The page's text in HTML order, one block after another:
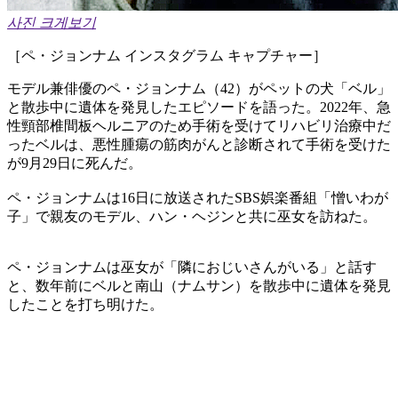
사진 크게보기
［ペ・ジョンナム インスタグラム キャプチャー］
モデル兼俳優のペ・ジョンナム（42）がペットの犬「ベル」
と散歩中に遺体を発見したエピソードを語った。2022年、急
性頸部椎間板ヘルニアのため手術を受けてリハビリ治療中だ
ったベルは、悪性腫瘍の筋肉がんと診断されて手術を受けた
が9月29日に死んだ。
ペ・ジョンナムは16日に放送されたSBS娯楽番組「憎いわが
子」で親友のモデル、ハン・ヘジンと共に巫女を訪ねた。
ペ・ジョンナムは巫女が「隣におじいさんがいる」と話す
と、数年前にベルと南山（ナムサン）を散歩中に遺体を発見
したことを打ち明けた。